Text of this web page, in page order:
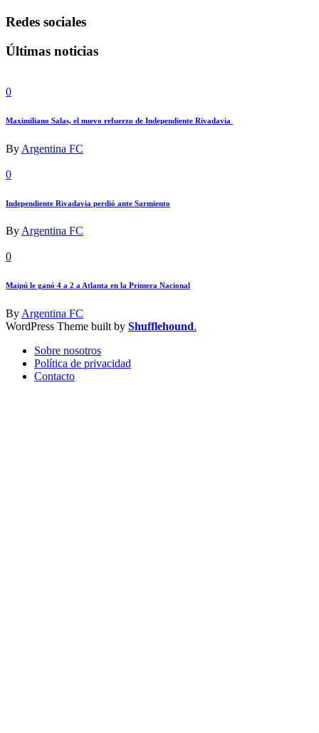
Redes sociales
Últimas noticias
0
Maximiliano Salas, el nuevo refuerzo de Independiente Rivadavia
By Argentina FC
0
Independiente Rivadavia perdió ante Sarmiento
ByArgentina FC
0
Maipú le ganó 4 a 2 a Atlanta en la Primera Nacional
ByArgentina FC
WordPress Theme built by Shufflehound.
Sobre nosotros
Política de privacidad
Contacto